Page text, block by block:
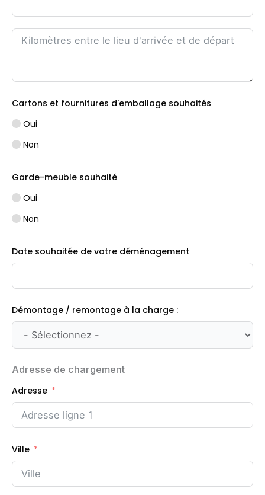
Cartons et fournitures d'emballage souhaités
Oui
Non
Garde-meuble souhaité
Oui
Non
Date souhaitée de votre déménagement
Démontage / remontage à la charge :
Adresse de chargement
Adresse
Ville